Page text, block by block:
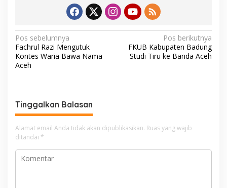
N
a
v
g
a
s
i
p
Pos sebelumnya
Fachrul Razi Mengutuk
Kontes Waria Bawa Nama
Aceh
Pos berikutnya
FKUB Kabupaten Badung
Studi Tiru ke Banda Aceh
Tinggalkan Balasan
Alamat email Anda tidak akan dipublikasikan. Ruas yang wajib
ditandai *